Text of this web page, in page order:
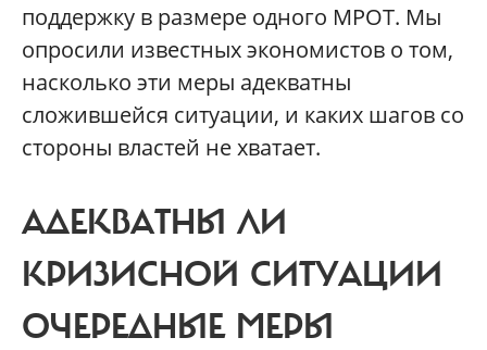
поддержку в размере одного МРОТ. Мы
опросили известных экономистов о том,
насколько эти меры адекватны
сложившейся ситуации, и каких шагов со
стороны властей не хватает.
АДЕКВАТНЫ ЛИ
КРИЗИСНОЙ СИТУАЦИИ
ОЧЕРЕДНЫЕ МЕРЫ